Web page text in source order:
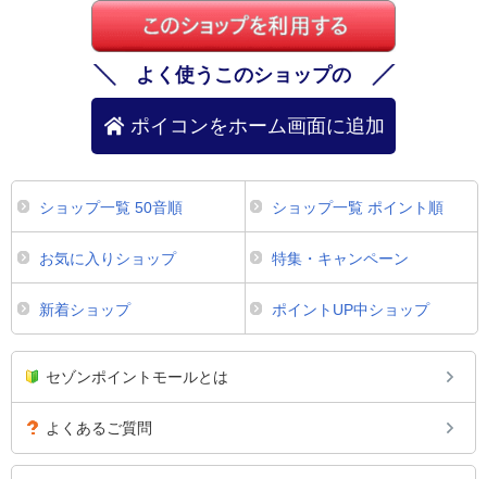
よく使うこのショップの
ポイコンをホーム画面に追加
ショップ一覧 50音順 ショップ一覧 ポイント順
お気に入りショップ 特集・キャンペーン
新着ショップ ポイントUP中ショップ
セゾンポイントモールとは
よくあるご質問